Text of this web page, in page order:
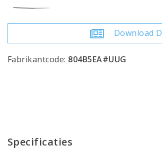
Download
Fabrikantcode: 804B5EA#UUG
Specificaties